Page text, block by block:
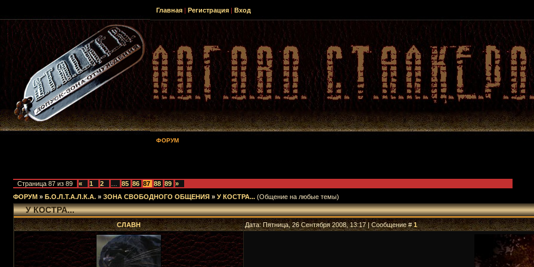
Главная | Регистрация | Вход
ФОРУМ
Страница 87 из 89 « 1 2 85 86 87 88 89 »
ФОРУМ » Б.О.Л.Т.А.Л.К.А. » ЗОНА СВОБОДНОГО ОБЩЕНИЯ » У КОСТРА... (Общение на любые темы)
У КОСТРА...
СЛАВН Дата: Пятница, 26 Сентября 2008, 13:17 | Сообщение #1